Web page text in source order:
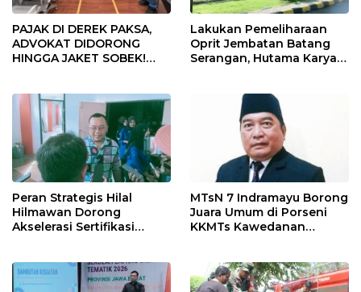
PAJAK DI DEREK PAKSA,
ADVOKAT DIDORONG
HINGGA JAKET SOBEK!
Pekanbaru!
Lakukan Pemeliharaan
Oprit Jembatan Batang
Serangan, Hutama Karya
Peran Strategis Hilal
Hilmawan Dorong
Akselerasi Sertifikasi
Indramayu
MTsN 7 Indramayu Borong
Juara Umum di Porseni
KKMTs Kawedanan